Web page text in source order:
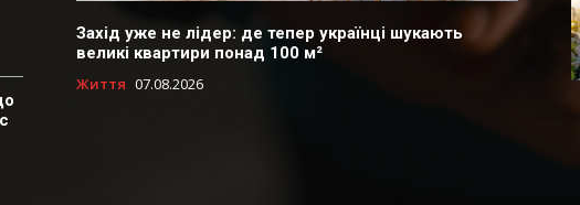
Захід уже не лідер: де тепер українці шукають
великі квартири понад 100 м²
Життя 07.08.2026